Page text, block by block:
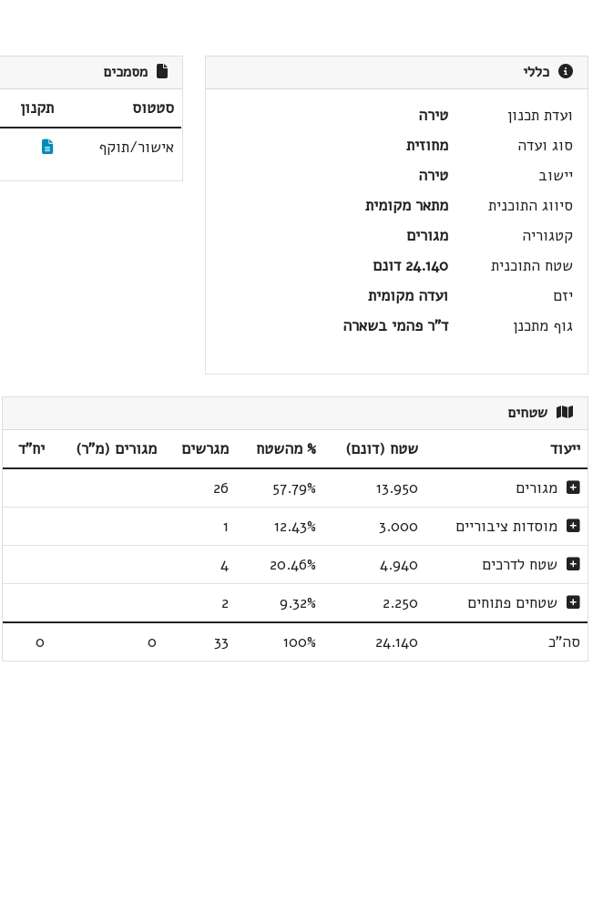
כללי
ועדת תכנון
טירה
סוג ועדה
מחוזית
יישוב
טירה
סיווג התוכנית
מתאר מקומית
קטגוריה
מגורים
שטח התוכנית
24.140 דונם
יזם
ועדה מקומית
גוף מתכנן
ד"ר פהמי בשארה
מסמכים
סטטוס תקנון
אישור/תוקף
שטחים
ייעוד שטח (דונם) % מהשטח מגרשים מגורים (מ"ר)
יח"ד
מגורים
13.950
57.79%
26
מוסדות ציבוריים
3.000
12.43%
1
שטח לדרכים
4.940
20.46%
4
שטחים פתוחים
2.250
9.32%
2
סה"כ
24.140
100%
33
0
0